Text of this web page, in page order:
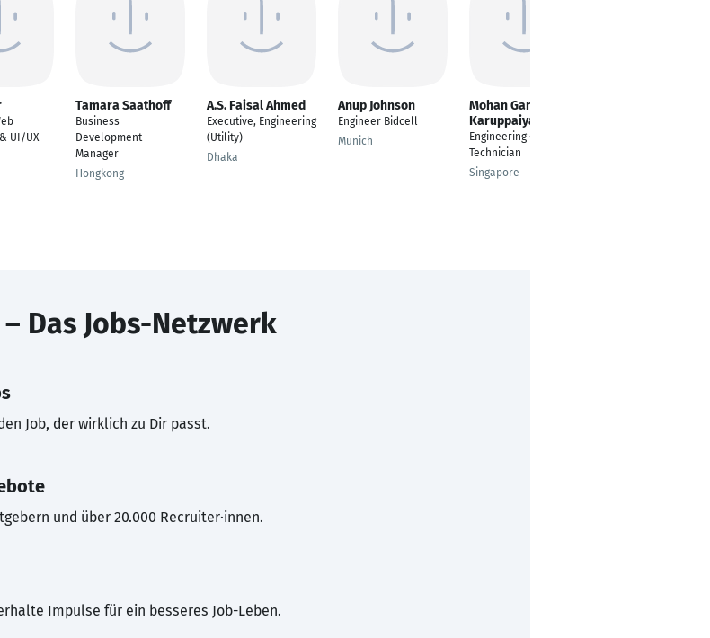
UI/UX
Tamara Saathoff
Business
Development
Manager
Hongkong
A.S. Faisal Ahmed
Executive, Engineering
(Utility)
Dhaka
Anup Johnson
Engineer Bidcell
Munich
Mohan Gandhi
Karuppaiya
Engineering -
Technician
Singapore
– Das Jobs-Netzwerk
Job, der wirklich zu Dir passt.
und über 20.000 Recruiter·innen.
Impulse für ein besseres Job-Leben.